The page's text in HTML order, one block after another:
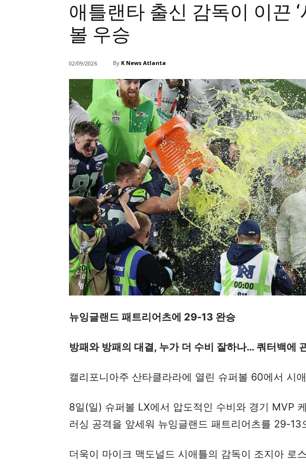
애틀랜타 출신 감독이 이끈 ‘
볼 우승
02/09/2026 By K News Atlanta
뉴잉글랜드 패트리어츠에 29-13 완승
방패와 방패의 대결, 누가 더 수비 잘하나… 쿼터백에
캘리포니아주 산타클라라에 열린 슈퍼볼 60에서 시
8일(일) 슈퍼볼 LX에서 압도적인 수비와 경기 MVP
러싱 공격을 앞세워 뉴잉글랜드 패트리어츠를 29-13
더욱이 마이크 맥도널드 시애틀의 감독이 조지아 로